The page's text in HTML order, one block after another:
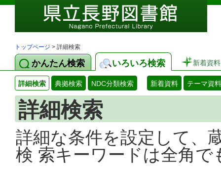
トップページ > 詳細検索
かんたん検索 いろいろ検索 新着資料
詳細検索 典拠検索 NDC分類検索 新着資料 テーマ資料
詳細検索
詳細な条件を設定して、
検 索キーワードは全角